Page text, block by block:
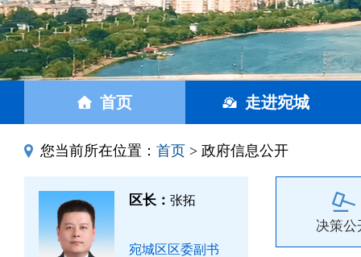
首页 走进宛城
您当前所在位置： 首页 > 政府信息公开
区长： 张拓
宛城区区委副书
决策公